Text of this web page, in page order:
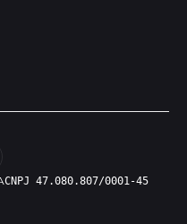
CNPJ 47.080.807/0001-45